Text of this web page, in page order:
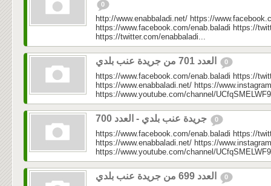
0
http://www.enabbaladi.net/ https://
https://www.facebook.com/enab.baladi https://
https://twitter.com/enabbaladi...
0
https://www.facebook.com/enab.baladi https://
https://www.enabbaladi.net/ https://
https://www.youtube.com/channel/
0
https://www.facebook.com/enab.baladi https://
https://www.enabbaladi.net/ https://
https://www.youtube.com/channel/
0